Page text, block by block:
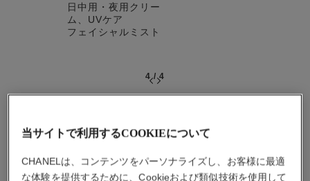
日中用・夜用クリー
ム、UVケア
フェイシャルミスト
4/4
おすすめの製品
当サイトで利用するCOOKIEについて
CHANELは、コンテンツをパーソナライズし、お客様に最適
な体験を提供するために、Cookieおよび類似技術を使用して